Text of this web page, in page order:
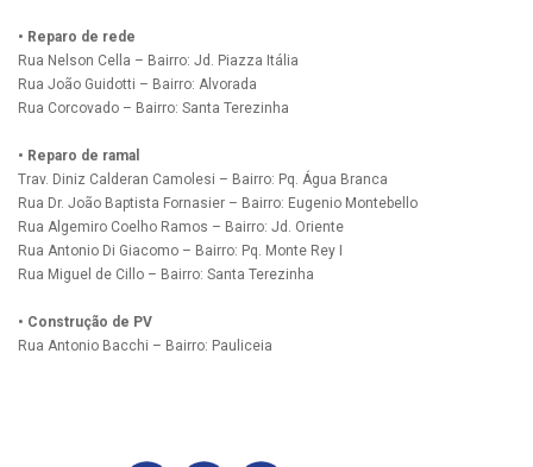
• Reparo de rede
Rua Nelson Cella – Bairro: Jd. Piazza Itália
Rua João Guidotti – Bairro: Alvorada
Rua Corcovado – Bairro: Santa Terezinha
• Reparo de ramal
Trav. Diniz Calderan Camolesi – Bairro: Pq. Água Branca
Rua Dr. João Baptista Fornasier – Bairro: Eugenio Montebello
Rua Algemiro Coelho Ramos – Bairro: Jd. Oriente
Rua Antonio Di Giacomo – Bairro: Pq. Monte Rey I
Rua Miguel de Cillo – Bairro: Santa Terezinha
• Construção de PV
Rua Antonio Bacchi – Bairro: Pauliceia